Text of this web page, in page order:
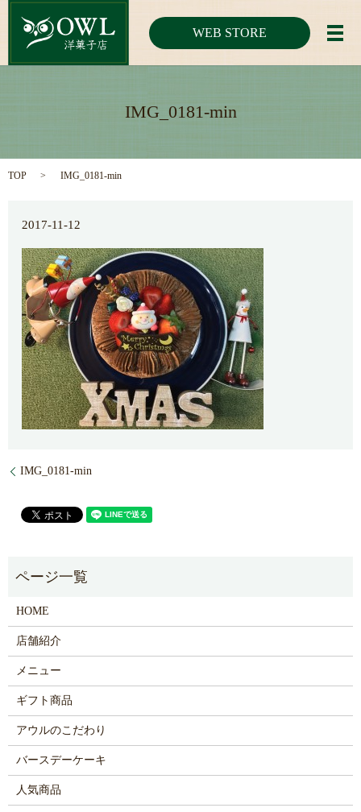
WEB STORE メ
IMG_0181-min
TOP IMG_0181-min
2017-11-12
IMG_0181-min
HOME
店舗紹介
メニュー
ギフト商品
アウルのこだわり
バースデーケーキ
人気商品